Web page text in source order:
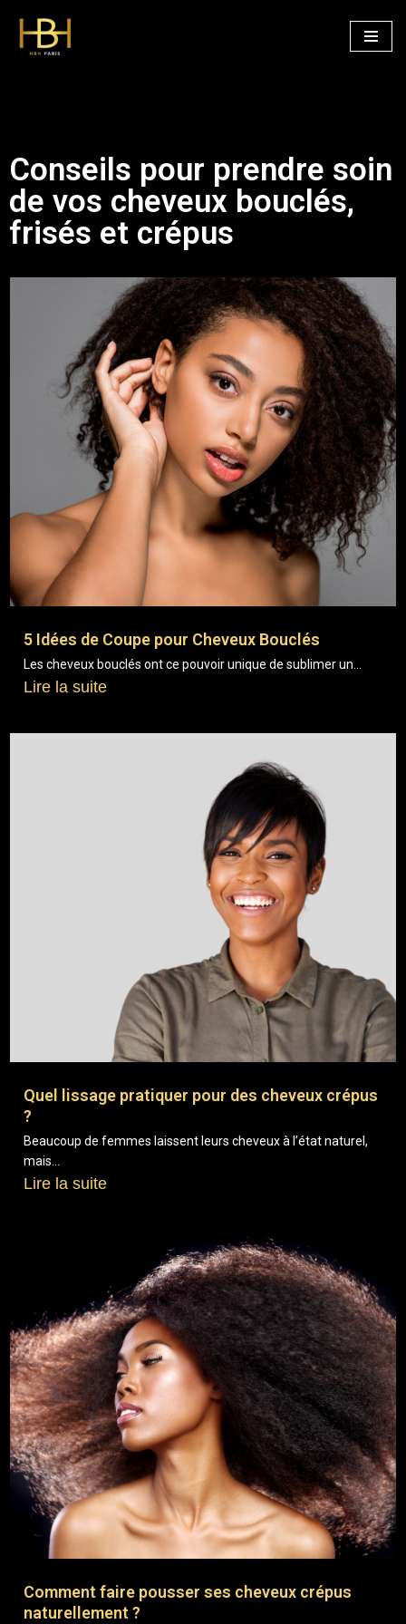
Aller
Conseils pour prendre soin
de vos cheveux bouclés,
frisés et crépus
5 Idées de Coupe pour Cheveux Bouclés
Les cheveux bouclés ont ce pouvoir unique de sublimer un...
Lire la suite
Quel lissage pratiquer pour des cheveux crépus
?
Beaucoup de femmes laissent leurs cheveux à l’état naturel,
mais...
Lire la suite
Comment faire pousser ses cheveux crépus
naturellement ?